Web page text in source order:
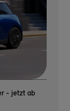
- jetzt ab